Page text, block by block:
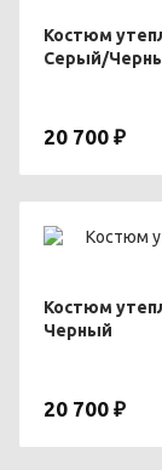
Костюм
Серый/
20 700 ₽
Костюм
Черный
20 700 ₽